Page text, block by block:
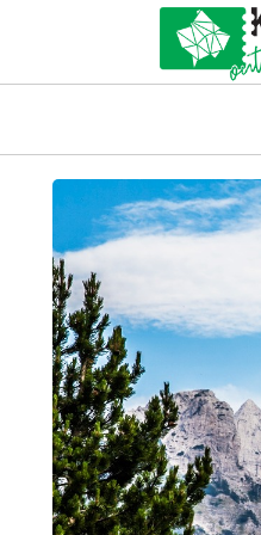
Language
ENG
ALB
Explore Kosovo
Great Adventures
Popular Experiences
Rural accommodations
Explore by location
TOP rated Kosovo